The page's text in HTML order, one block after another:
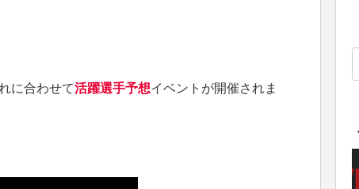
に合わせて活躍選手予想イベントが開催されま